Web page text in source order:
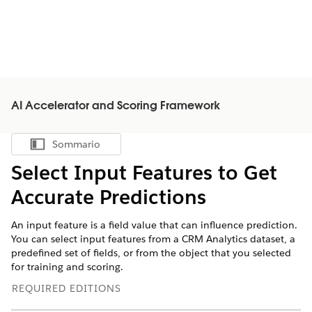
AI Accelerator and Scoring Framework
Mostra sommario
Sommario
Select Input Features to Get
Accurate Predictions
An input feature is a field value that can influence prediction.
You can select input features from a CRM Analytics dataset, a
predefined set of fields, or from the object that you selected
for training and scoring.
REQUIRED EDITIONS